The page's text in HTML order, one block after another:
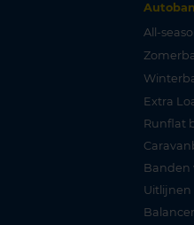
All-
Extra
Runflat
Banden
Uitlijnen